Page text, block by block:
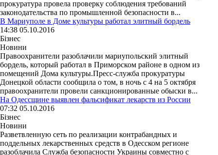
прокуратура провела проверку соблюдения требований
законодательства по промышленной безопасности в...
В Мариуполе в Доме культуры работал элитный бордель
14:38 05.10.2016
Бізнес
Новини
Правоохранители разоблачили мариупольский элитный
бордель, который работал в Приморском районе в одном из
помещений Дома культуры.Пресс-служба прокуратуры
Донецкой области сообщила о том, в ночь с 4 на 5 октября
правоохранители провели санкционированные обыски в...
На Одессщине выявлен фальсификат лекарств из России
07:32 05.10.2016
Бізнес
Новини
Разветвленную сеть по реализации контрабандных и
поддельных лекарственных средств в Одесском регионе
разоблачила Служба безопасности Украины совместно с